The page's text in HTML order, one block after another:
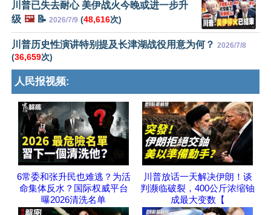
川普已失去耐心 美伊战火今晚或进一步升
级 🖼️📝 2026/7/9 (48,616次)
川普历史性演讲特别提及长津湖战役用意为何？ 2026/7/8
(36,659次)
人民报视频:
6常委和张升民也难逃？为活
命集体反水？国际权威平台
曝2026清洗名单
川普放话一天解决伊朗！谈
判濒临破裂，400公斤浓缩铀
成最大变数【